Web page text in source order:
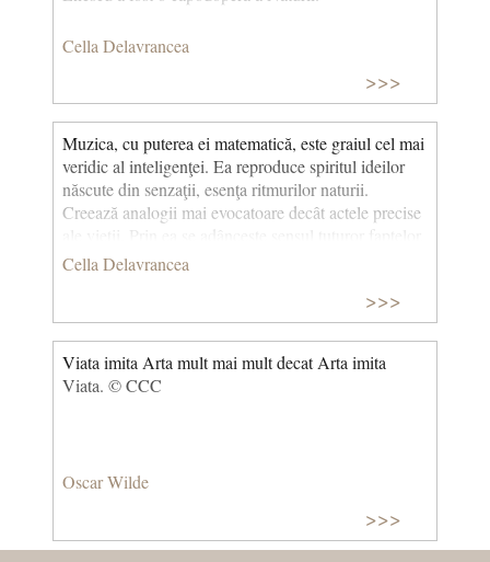
Cella Delavrancea
>>>
Muzica, cu puterea ei matematică, este graiul cel mai
veridic al inteligenţei. Ea reproduce spiritul ideilor
născute din senzaţii, esenţa ritmurilor naturii.
Creează analogii mai evocatoare decât actele precise
ale vieţii. Prin ea se adânceşte sensul tuturor faptelor,
se adevereşte metafizica lucrurilor percepute de
amintire o uimire luminoasă ca dâra unei stele
căzătoare, la fel de enigmatică şi distantă în substanţă
Cella Delavrancea
>>>
Viata imita Arta mult mai mult decat Arta imita
Viata. © CCC
Oscar Wilde
>>>